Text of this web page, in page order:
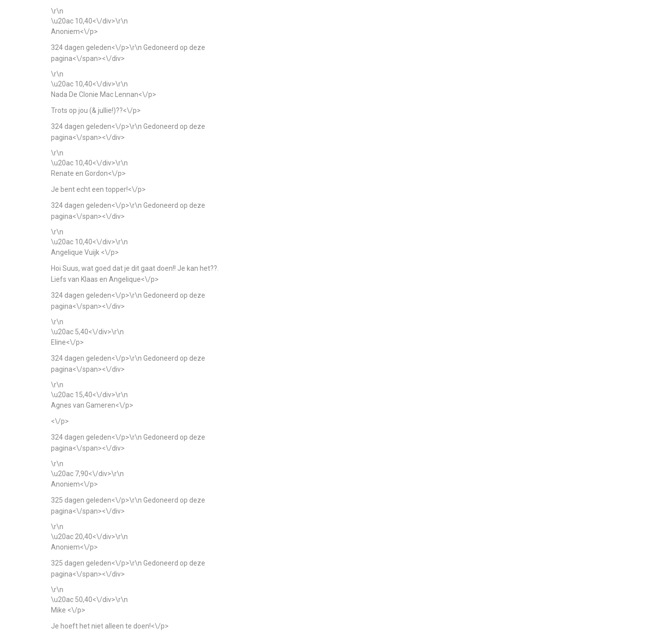
\r\n
\u20ac 10,40<\/div>\r\n
Anoniem<\/p>
324 dagen geleden<\/p>\r\n Gedoneerd op deze
pagina<\/span><\/div>
\r\n
\u20ac 10,40<\/div>\r\n
Nada De Clonie Mac Lennan<\/p>
Trots op jou (& jullie!)??<\/p>
324 dagen geleden<\/p>\r\n Gedoneerd op deze
pagina<\/span><\/div>
\r\n
\u20ac 10,40<\/div>\r\n
Renate en Gordon<\/p>
Je bent echt een topper!<\/p>
324 dagen geleden<\/p>\r\n Gedoneerd op deze
pagina<\/span><\/div>
\r\n
\u20ac 10,40<\/div>\r\n
Angelique Vuijk <\/p>
Hoi Suus, wat goed dat je dit gaat doen!! Je kan het??.
Liefs van Klaas en Angelique<\/p>
324 dagen geleden<\/p>\r\n Gedoneerd op deze
pagina<\/span><\/div>
\r\n
\u20ac 5,40<\/div>\r\n
Eline<\/p>
324 dagen geleden<\/p>\r\n Gedoneerd op deze
pagina<\/span><\/div>
\r\n
\u20ac 15,40<\/div>\r\n
Agnes van Gameren<\/p>
<\/p>
324 dagen geleden<\/p>\r\n Gedoneerd op deze
pagina<\/span><\/div>
\r\n
\u20ac 7,90<\/div>\r\n
Anoniem<\/p>
325 dagen geleden<\/p>\r\n Gedoneerd op deze
pagina<\/span><\/div>
\r\n
\u20ac 20,40<\/div>\r\n
Anoniem<\/p>
325 dagen geleden<\/p>\r\n Gedoneerd op deze
pagina<\/span><\/div>
\r\n
\u20ac 50,40<\/div>\r\n
Mike <\/p>
Je hoeft het niet alleen te doen!<\/p>